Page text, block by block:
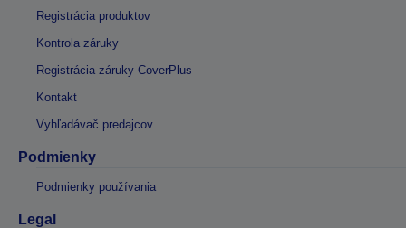
Registrácia produktov
Kontrola záruky
Registrácia záruky CoverPlus
Kontakt
Vyhľadávač predajcov
Podmienky
Podmienky používania
Legal